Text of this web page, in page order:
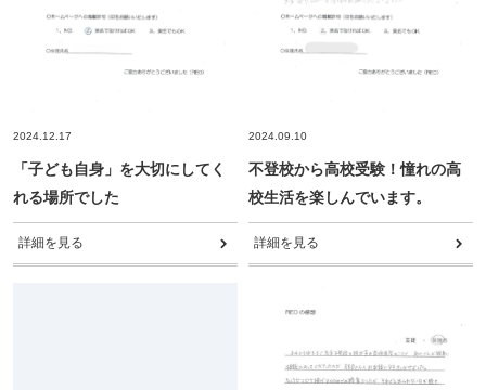
2024.12.17
「子ども自身」を大切にしてく
れる場所でした
詳細を見る
2024.09.10
不登校から高校受験！憧れの高
校生活を楽しんでいます。
詳細を見る